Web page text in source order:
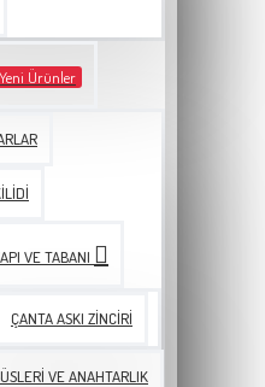
Yeni Ürünler
VE TABANI
ÇANTA ASKI ZINCIRI
VE ANAHTARLIK